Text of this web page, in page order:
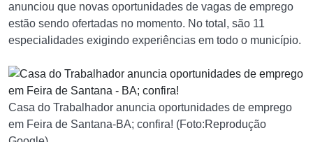
anunciou que novas oportunidades de vagas de emprego
estão sendo ofertadas no momento. No total, são 11
especialidades exigindo experiências em todo o município.
Casa do Trabalhador anuncia oportunidades de emprego
em Feira de Santana-BA; confira! (Foto:Reprodução